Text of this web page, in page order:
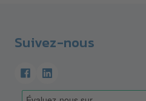
Suivez-nous